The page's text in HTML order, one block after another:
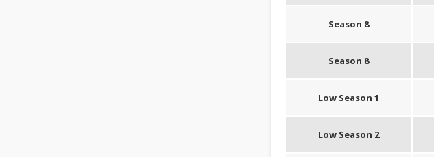
Season 8
Season 8
Low Season 1
Low Season 2